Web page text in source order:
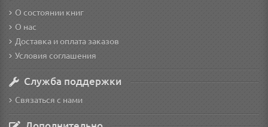
О состоянии книг
О нас
Доставка и оплата заказов
Условия соглашения
Служба поддержки
Связаться с нами